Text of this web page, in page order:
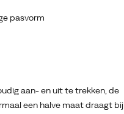
pasvorm
aan- en uit te trekken, de
een halve maat draagt bij